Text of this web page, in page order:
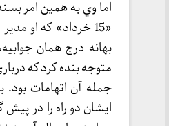
اما وي به همين امر
«15 خرداد» كه او
بهانه درج همان
متوجه بنده كرد كه
جمله آن اتهامات بود.
ايشان دو راه را در